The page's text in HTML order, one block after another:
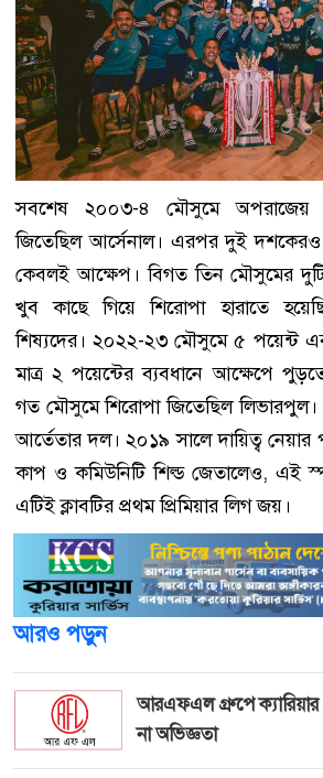
সবশেষ ২০০৩-৪ মৌসুমে অপরাজেয়
জিতেছিল আর্সেনাল। এরপর দুই
কেবলই আক্ষেপ। বিগত তিন মৌসুমের
খুব কাছে গিয়ে শিরোপা হারাতে
শিষ্যদের। ২০২২-২৩ মৌসুমে ৫ পয়েন্ট
মাত্র ২ পয়েন্টের ব্যবধানে আক্ষেপে
গত মৌসুমে শিরোপা জিতেছিল
আর্তেতার দল। ২০১৯ সালে দায়িত্ব
কাপ ও কমিউনিটি শিল্ড জেতালেও, এই
এটিই ক্লাবটির প্রথম প্রিমিয়ার লিগ জয়।
আরও পড়ুন
আরএফএল গ্রুপে
না অভিজ্ঞতা